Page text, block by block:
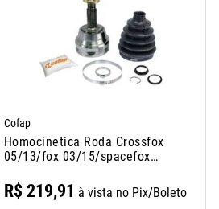
Cofap
Homocinetica Roda Crossfox
05/13/fox 03/15/spacefox
03/04 2.0 8v Sem Abs/polo
Sedan 03/ 1.6/2.0 8v Sem
R$ 219,91 à vista no Pix/Boleto